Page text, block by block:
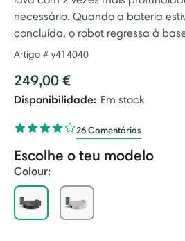
necessário. Quando a bateria
concluída, o robot regressa à
Artigo # y414040
249,00 €
Disponibilidade: Em stock
26 Comentários
Escolhe o teu modelo
Colour: